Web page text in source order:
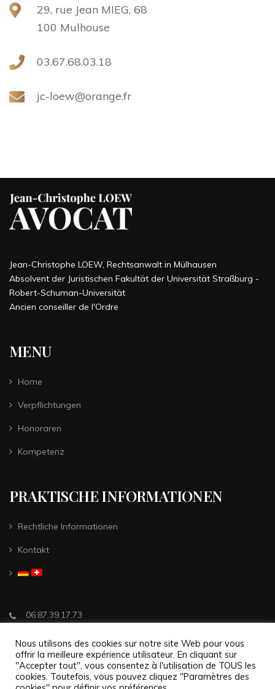
29, rue Jean MIEG, 68
100 Mulhouse
03.67.68.03.18
jc-loew@orange.fr
Jean-Christophe LOEW, Rechtsanwalt in Mülhausen
Absolvent der Juristischen Fakultät der Universität Straßburg -
Robert-Schuman-Universität
Ancien conseiller de l'Ordre
MENU
Home
Verpflichtungen
Honoraren
Kompetenz
PRAKTISCHE INFORMATIONEN
Rechtliche Informationen
Kontakt
06.87.39.17.73
jc-loew@orange.fr
29, boulevard de l'Europe Etage
8, 68100 Mulhouse
Nous utilisons des cookies sur notre site Web pour vous
offrir la meilleure expérience utilisateur. En cliquant sur
"Accepter tout", vous consentez à l'utilisation de TOUS les
cookies. Toutefois, vous pouvez cliquez "Paramètres des